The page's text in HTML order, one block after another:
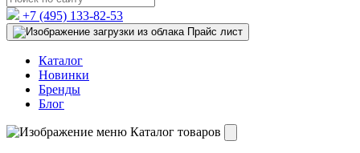
+7 (495) 133-82-53
Прайс лист
Каталог
Новинки
Бренды
Блог
Каталог товаров